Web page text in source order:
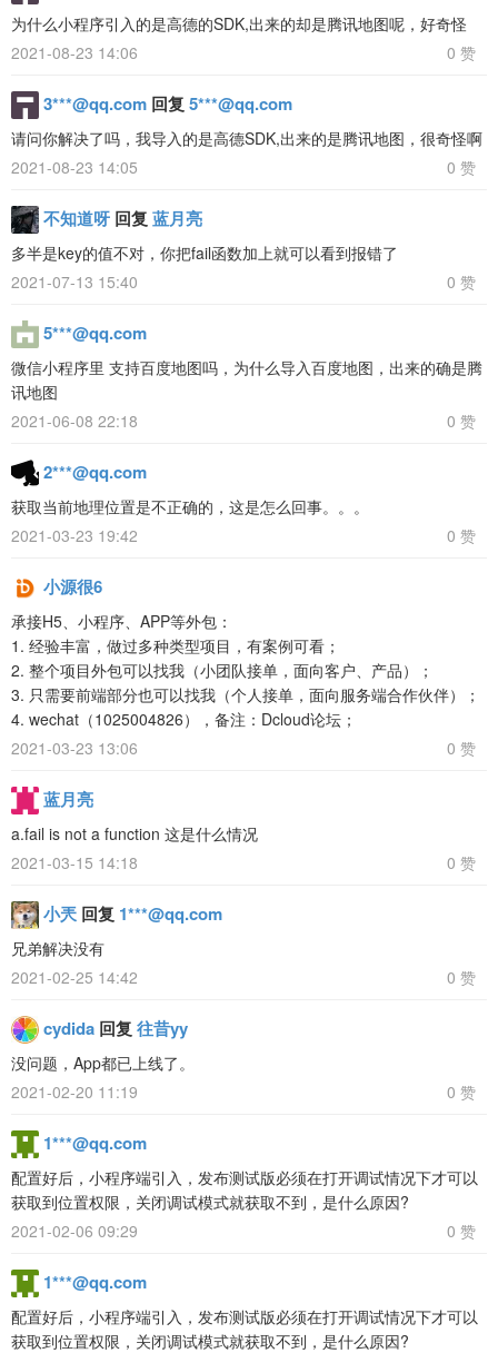
为什么小程序引入的是高德的SDK,出来的却是腾讯地图呢，好奇怪
2021-08-23 14:06
0 赞
3***@qq.com 回复 5***@qq.com
请问你解决了吗，我导入的是高德SDK,出来的是腾讯地图，很奇怪啊
2021-08-23 14:05
0 赞
不知道呀 回复 蓝月亮
多半是key的值不对，你把fail函数加上就可以看到报错了
2021-07-13 15:40
0 赞
5***@qq.com
微信小程序里 支持百度地图吗，为什么导入百度地图，出来的确是腾
讯地图
2021-06-08 22:18
0 赞
2***@qq.com
获取当前地理位置是不正确的，这是怎么回事。。。
2021-03-23 19:42
0 赞
小源很6
承接H5、小程序、APP等外包：
1. 经验丰富，做过多种类型项目，有案例可看；
2. 整个项目外包可以找我（小团队接单，面向客户、产品）；
3. 只需要前端部分也可以找我（个人接单，面向服务端合作伙伴）；
4. wechat（1025004826），备注：Dcloud论坛；
2021-03-23 13:06
0 赞
蓝月亮
a.fail is not a function 这是什么情况
2021-03-15 14:18
0 赞
小兲 回复 1***@qq.com
兄弟解决没有
2021-02-25 14:42
0 赞
cydida 回复 往昔yy
没问题，App都已上线了。
2021-02-20 11:19
0 赞
1***@qq.com
配置好后，小程序端引入，发布测试版必须在打开调试情况下才可以
获取到位置权限，关闭调试模式就获取不到，是什么原因?
2021-02-06 09:29
0 赞
1***@qq.com
配置好后，小程序端引入，发布测试版必须在打开调试情况下才可以
获取到位置权限，关闭调试模式就获取不到，是什么原因?